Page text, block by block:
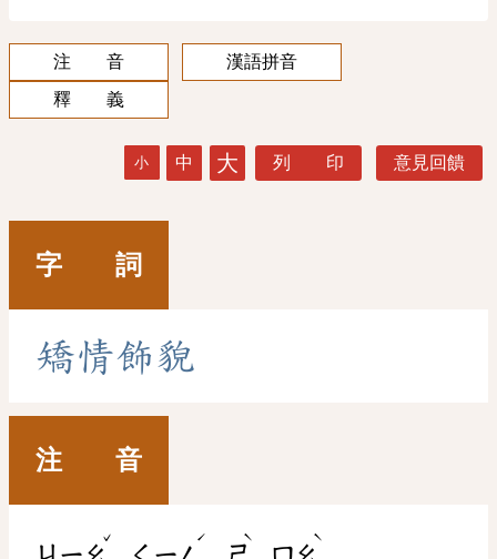
注 音
漢語拼音
釋 義
小 中 大 列 印 意見回饋
字 詞
矯情飾貌
注 音
ˇ ˊ ˋ ˋ